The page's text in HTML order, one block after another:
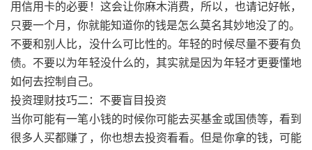
用信用卡的必要！这会让你麻木消费，所以，也请记好帐，
只要一个月，你就能知道你的钱是怎么莫名其妙地没了的。
不要和别人比，没什么可比性的。年轻的时候尽量不要有负
债。不要以为年轻没什么的，其实就是因为年轻才更要懂地
如何去控制自己。
投资理财技巧二：不要盲目投资
当你可能有一笔小钱的时候你可能去买基金或国债等，看到
很多人买都赚了，你也想去投资看看。但是你拿的钱，可能